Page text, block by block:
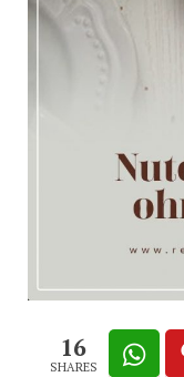
16
SHARES